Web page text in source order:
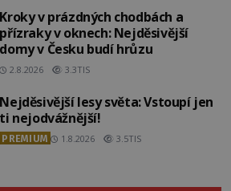
Kroky v prázdných chodbách a
přízraky v oknech: Nejděsivější
domy v Česku budí hrůzu
2.8.2026 3.3TIS
Nejděsivější lesy světa: Vstoupí jen
ti nejodvážnější!
PREMIUM 1.8.2026 3.5TIS